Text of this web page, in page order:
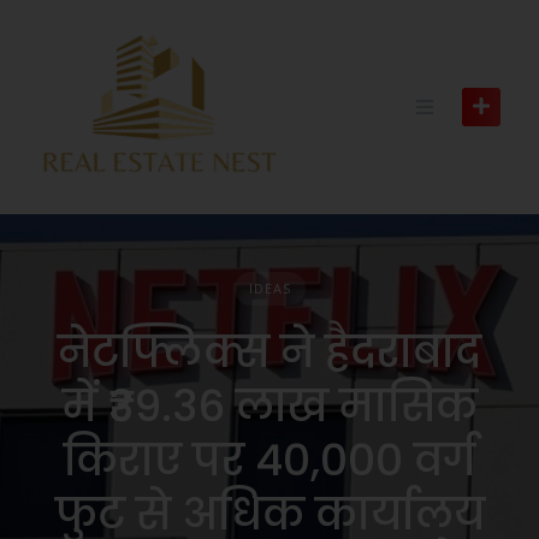
IDEAS
नेटफ्लिक्स ने हैदराबाद
में ₹39.36 लाख मासिक
किराए पर 40,000 वर्ग
फुट से अधिक कार्यालय